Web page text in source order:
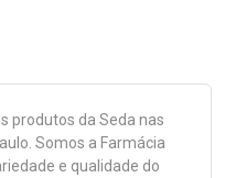
produtos da Seda nas
Somos a Farmácia
e qualidade do